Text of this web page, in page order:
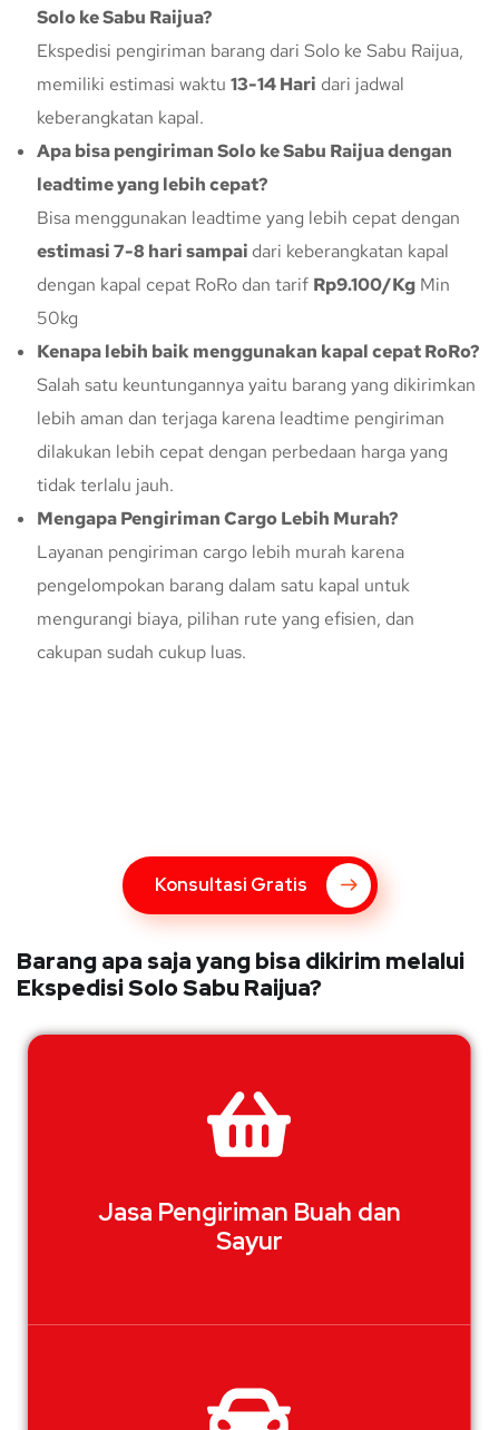
Solo ke Sabu Raijua?
Ekspedisi pengiriman barang dari Solo ke Sabu Raijua,
memiliki estimasi waktu 13-14 Hari dari jadwal
keberangkatan kapal.
Apa bisa pengiriman Solo ke Sabu Raijua dengan
leadtime yang lebih cepat?
Bisa menggunakan leadtime yang lebih cepat dengan
estimasi 7-8 hari sampai dari keberangkatan kapal
dengan kapal cepat RoRo dan tarif Rp9.100/Kg Min
50kg
Kenapa lebih baik menggunakan kapal cepat RoRo?
Salah satu keuntungannya yaitu barang yang dikirimkan
lebih aman dan terjaga karena leadtime pengiriman
dilakukan lebih cepat dengan perbedaan harga yang
tidak terlalu jauh.
Mengapa Pengiriman Cargo Lebih Murah?
Layanan pengiriman cargo lebih murah karena
pengelompokan barang dalam satu kapal untuk
mengurangi biaya, pilihan rute yang efisien, dan
cakupan sudah cukup luas.
Konsultasi Gratis
Barang apa saja yang bisa dikirim melalui
Ekspedisi Solo Sabu Raijua?
Jasa Pengiriman Buah dan
Sayur